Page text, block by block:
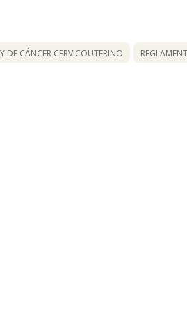
DE CÁNCER CERVICOUTERINO